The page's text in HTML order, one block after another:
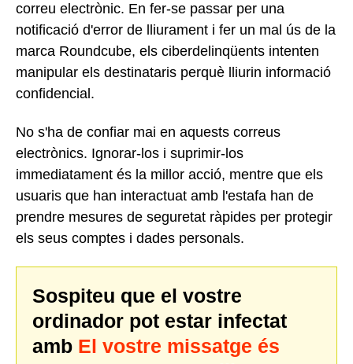
correu electrònic. En fer-se passar per una
notificació d'error de lliurament i fer un mal ús de la
marca Roundcube, els ciberdelinqüents intenten
manipular els destinataris perquè lliurin informació
confidencial.
No s'ha de confiar mai en aquests correus
electrònics. Ignorar-los i suprimir-los
immediatament és la millor acció, mentre que els
usuaris que han interactuat amb l'estafa han de
prendre mesures de seguretat ràpides per protegir
els seus comptes i dades personals.
Sospiteu que el vostre
ordinador pot estar infectat
amb El vostre missatge és